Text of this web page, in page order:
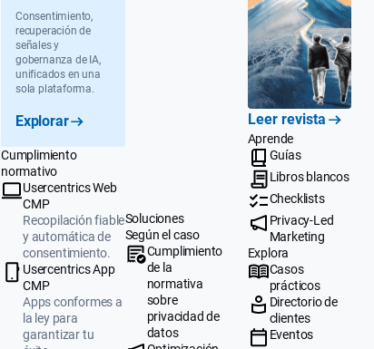
Consentimiento,
recuperación de
señales y
gobernanza de IA,
unificados en una
sola plataforma.
Explorar
Cumplimiento
normativo
Usercentrics Web
CMP
Recopilación fiable
y automática de
consentimiento.
Usercentrics App
CMP
Apps conformes a
la ley para
garantizar tu
Soluciones
Según el caso
Cumplimiento
de la
normativa
sobre
privacidad de
datos
Leer revista
Aprende
Guías
Libros blancos
Checklists
Privacy-Led
Marketing
Explora
Casos
prácticos
Directorio de
clientes
Eventos